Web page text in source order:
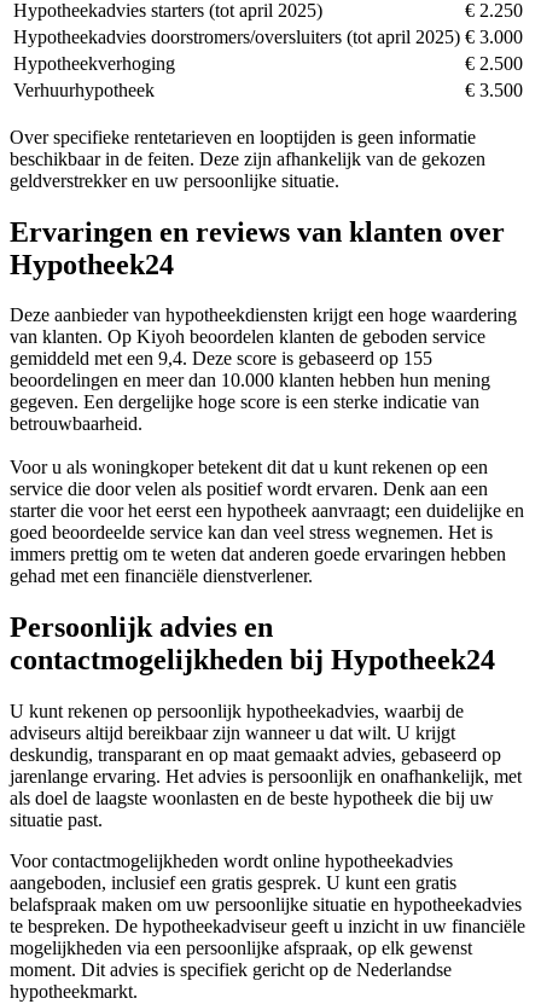
Hypotheekadvies starters (tot april 2025)
€ 2.250
Hypotheekadvies doorstromers/oversluiters (tot april 2025) € 3.000
Hypotheekverhoging
€ 2.500
Verhuurhypotheek
€ 3.500
Over specifieke rentetarieven en looptijden is geen informatie
beschikbaar in de feiten. Deze zijn afhankelijk van de gekozen
geldverstrekker en uw persoonlijke situatie.
Ervaringen en reviews van klanten over
Hypotheek24
Deze aanbieder van hypotheekdiensten krijgt een hoge waardering
van klanten. Op Kiyoh beoordelen klanten de geboden service
gemiddeld met een 9,4. Deze score is gebaseerd op 155
beoordelingen en meer dan 10.000 klanten hebben hun mening
gegeven. Een dergelijke hoge score is een sterke indicatie van
betrouwbaarheid.
Voor u als woningkoper betekent dit dat u kunt rekenen op een
service die door velen als positief wordt ervaren. Denk aan een
starter die voor het eerst een hypotheek aanvraagt; een duidelijke en
goed beoordeelde service kan dan veel stress wegnemen. Het is
immers prettig om te weten dat anderen goede ervaringen hebben
gehad met een financiële dienstverlener.
Persoonlijk advies en
contactmogelijkheden bij Hypotheek24
U kunt rekenen op persoonlijk hypotheekadvies, waarbij de
adviseurs altijd bereikbaar zijn wanneer u dat wilt. U krijgt
deskundig, transparant en op maat gemaakt advies, gebaseerd op
jarenlange ervaring. Het advies is persoonlijk en onafhankelijk, met
als doel de laagste woonlasten en de beste hypotheek die bij uw
situatie past.
Voor contactmogelijkheden wordt online hypotheekadvies
aangeboden, inclusief een gratis gesprek. U kunt een gratis
belafspraak maken om uw persoonlijke situatie en hypotheekadvies
te bespreken. De hypotheekadviseur geeft u inzicht in uw financiële
mogelijkheden via een persoonlijke afspraak, op elk gewenst
moment. Dit advies is specifiek gericht op de Nederlandse
hypotheekmarkt.